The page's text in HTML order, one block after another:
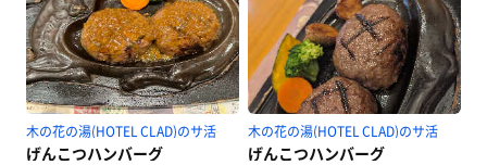
木の花の湯(HOTEL CLAD)のサ活
げんこつハンバーグ
木の花の湯(HOTEL CLAD)のサ活
げんこつハンバーグ